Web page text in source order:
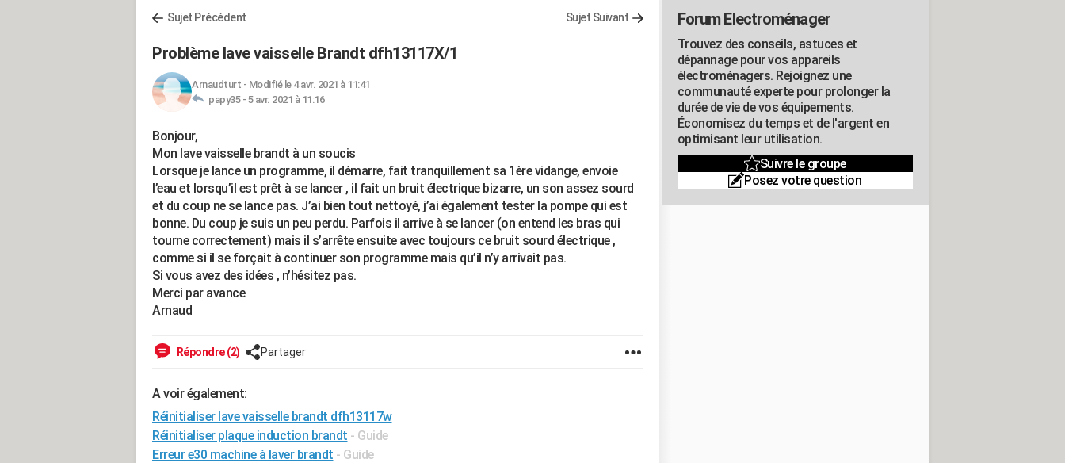
Sujet Précédent Sujet Suivant
Problème lave vaisselle Brandt dfh13117X/1
Arnaudturt - Modifié le 4 avr. 2021 à 11:41
papy35 - 5 avr. 2021 à 11:16
Bonjour,
Mon lave vaisselle brandt à un soucis
Lorsque je lance un programme, il démarre, fait tranquillement sa 1ère vidange, envoie
l’eau et lorsqu’il est prêt à se lancer , il fait un bruit électrique bizarre, un son assez sourd
et du coup ne se lance pas. J’ai bien tout nettoyé, j’ai également tester la pompe qui est
bonne. Du coup je suis un peu perdu. Parfois il arrive à se lancer (on entend les bras qui
tourne correctement) mais il s’arrête ensuite avec toujours ce bruit sourd électrique ,
comme si il se forçait à continuer son programme mais qu’il n’y arrivait pas.
Si vous avez des idées , n’hésitez pas.
Merci par avance
Arnaud
Répondre (2) Partager
A voir également:
Réinitialiser lave vaisselle brandt dfh13117w
Réinitialiser plaque induction brandt - Guide
Erreur e30 machine à laver brandt - Guide
Forum Electroménager
Trouvez des conseils, astuces et
dépannage pour vos appareils
électroménagers. Rejoignez une
communauté experte pour prolonger la
durée de vie de vos équipements.
Économisez du temps et de l'argent en
optimisant leur utilisation.
Suivre le groupe
Posez votre question